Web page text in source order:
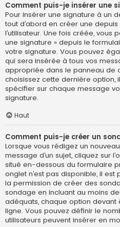
Comment puis-je insérer une
Pour insérer une signature à un
tout d’abord en créer une
l’utilisateur. Une fois créée, vous
une signature » depuis le
votre signature. Vous pouvez
qui sera insérée à tous vos
appropriée dans le panneau de
choisissez cette dernière option,
spécifier sur chaque message
signature.
Haut
Comment puis-je créer un
Lorsque vous rédigez un
message d’un sujet, cliquez sur
situé en-dessous du formulaire
onglet n’est pas disponible, il est
la permission de créer des
sondage en incluant au moins
adéquats, chaque option devant
ligne. Vous pouvez définir le
utilisateurs peuvent insérer en